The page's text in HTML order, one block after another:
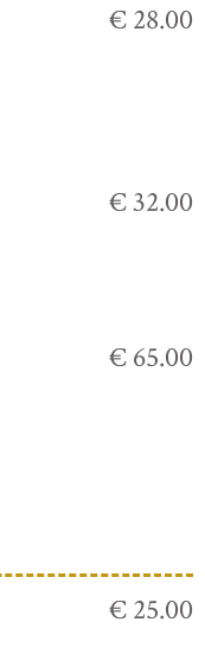
€ 28.00
€ 32.00
€ 65.00
€ 25.00